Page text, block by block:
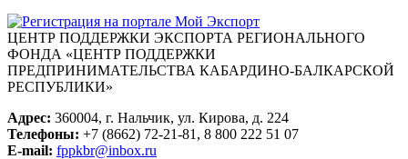
ЦЕНТР ПОДДЕРЖКИ ЭКСПОРТА РЕГИОНАЛЬНОГО
ФОНДА «ЦЕНТР ПОДДЕРЖКИ
ПРЕДПРИНИМАТЕЛЬСТВА КАБАРДИНО-БАЛКАРСКОЙ
РЕСПУБЛИКИ»
Адрес: 360004, г. Нальчик, ул. Кирова, д. 224
Телефоны: +7 (8662) 72-21-81, 8 800 222 51 07
E-mail: fppkbr@inbox.ru